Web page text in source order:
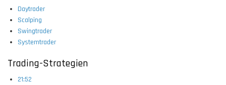
Daytrader
Scalping
Swingtrader
Systemtrader
Trading-Strategien
21:52